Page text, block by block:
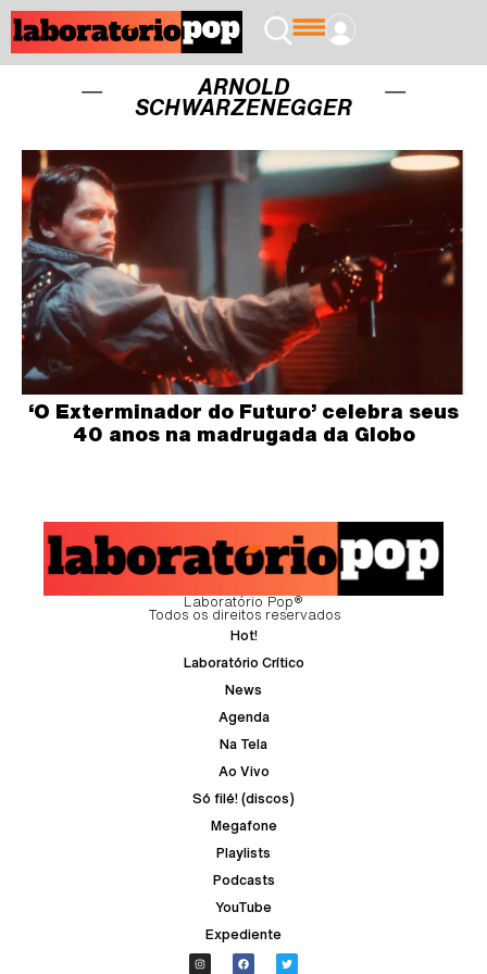
ARNOLD
SCHWARZENEGGER
‘O Exterminador do Futuro’ celebra seus
40 anos na madrugada da Globo
Laboratório Pop®
Todos os direitos reservados
Hot!
Laboratório Crítico
News
Agenda
Na Tela
Ao Vivo
Só filé! (discos)
Megafone
Playlists
Podcasts
YouTube
Expediente